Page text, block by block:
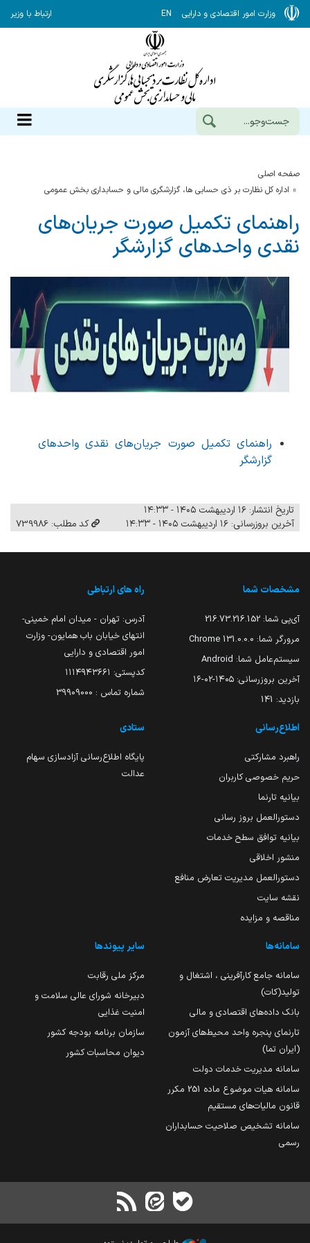
وزارت امور اقتصادی و دارایی EN ارتباط با وزیر
صفحه اصلی
اداره کل نظارت بر ذی حسابی ها، گزارشگری مالی و حسابداری بخش عمومی
راهنمای تکمیل صورت جریان‌های
نقدی واحدهای گزارشگر
راهنمای تکمیل صورت جریان‌های نقدی واحدهای
گزارشگر
تاریخ انتشار: ۱۶ اردیبهشت ۱۴۰۵ - ۱۴:۳۳
آخرین بروزرسانی: ۱۶ اردیبهشت ۱۴۰۵ - ۱۴:۳۳
کد مطلب: 739986
مشخصات شما
آی‌پی شما: 216.73.216.152
مرورگر شما: 131.0.0.0 Chrome
سیستم‌عامل شما: Android
آخرین بروزرسانی: ۱۴۰۵-۰۲-۱۶
بازدید: 141
راه های ارتباطی
آدرس: تهران - میدان امام خمینی-
انتهای خیابان باب همایون- وزارت
امور اقتصادی و دارایی
کدپستی: ۱۱۱۴۹۴۳۶۶۱
شماره تماس : 39909000
اطلاع‌رسانی
راهبرد مشارکتی
حریم خصوصی کاربران
بیانیه تارنما
دستورالعمل بروز رسانی
بیانیه توافق سطح خدمات
منشور اخلاقی
دستورالعمل مدیریت تعارض منافع
نقشه سایت
مناقصه و مزایده
ستادی
پایگاه اطلاع‌رسانی آزادسازی سهام
عدالت
سامانه‌ها
سامانه جامع کارآفرینی ، اشتغال و
تولید(کات)
بانک داده‌های اقتصادی و مالی
تارنمای پنجره واحد محیط‌های آزمون
(ایران تما)
سامانه مدیریت خدمات دولت
سامانه هیات موضوع ماده 251 مکرر
قانون مالیات‌های مستقیم
سامانه تشخیص صلاحیت حسابداران
رسمی
سایر پیوندها
مرکز ملی رقابت
دبیرخانه شورای عالی سلامت و
امنیت غذایی
سازمان برنامه بودجه کشور
دیوان محاسبات کشور